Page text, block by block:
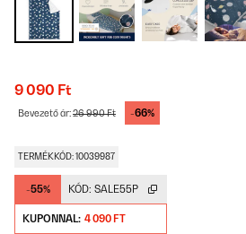
9 090 Ft
Bevezető ár:26 990 Ft -66%
TERMÉKKÓD: 10039987
-55% KÓD: SALE55P
KUPONNAL: 4 090 FT